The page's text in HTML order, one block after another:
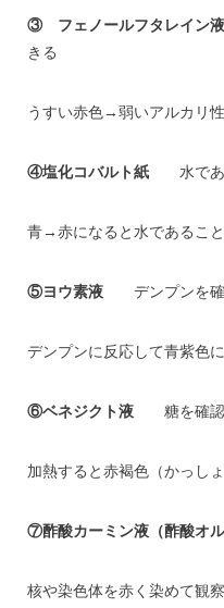
③ フェノールフタレイン液
きる
うすい赤色→弱いアルカ
④塩化コバルト紙 水であ
青→赤になると水であること
⑤ヨウ素液 デンプンを確
デンプンに反応して青紫色に
⑥ベネジクト液 糖を確認
加熱すると赤褐色（かっし
⑦酢酸カーミン液（酢酸オル
核や染色体を赤く染めて観